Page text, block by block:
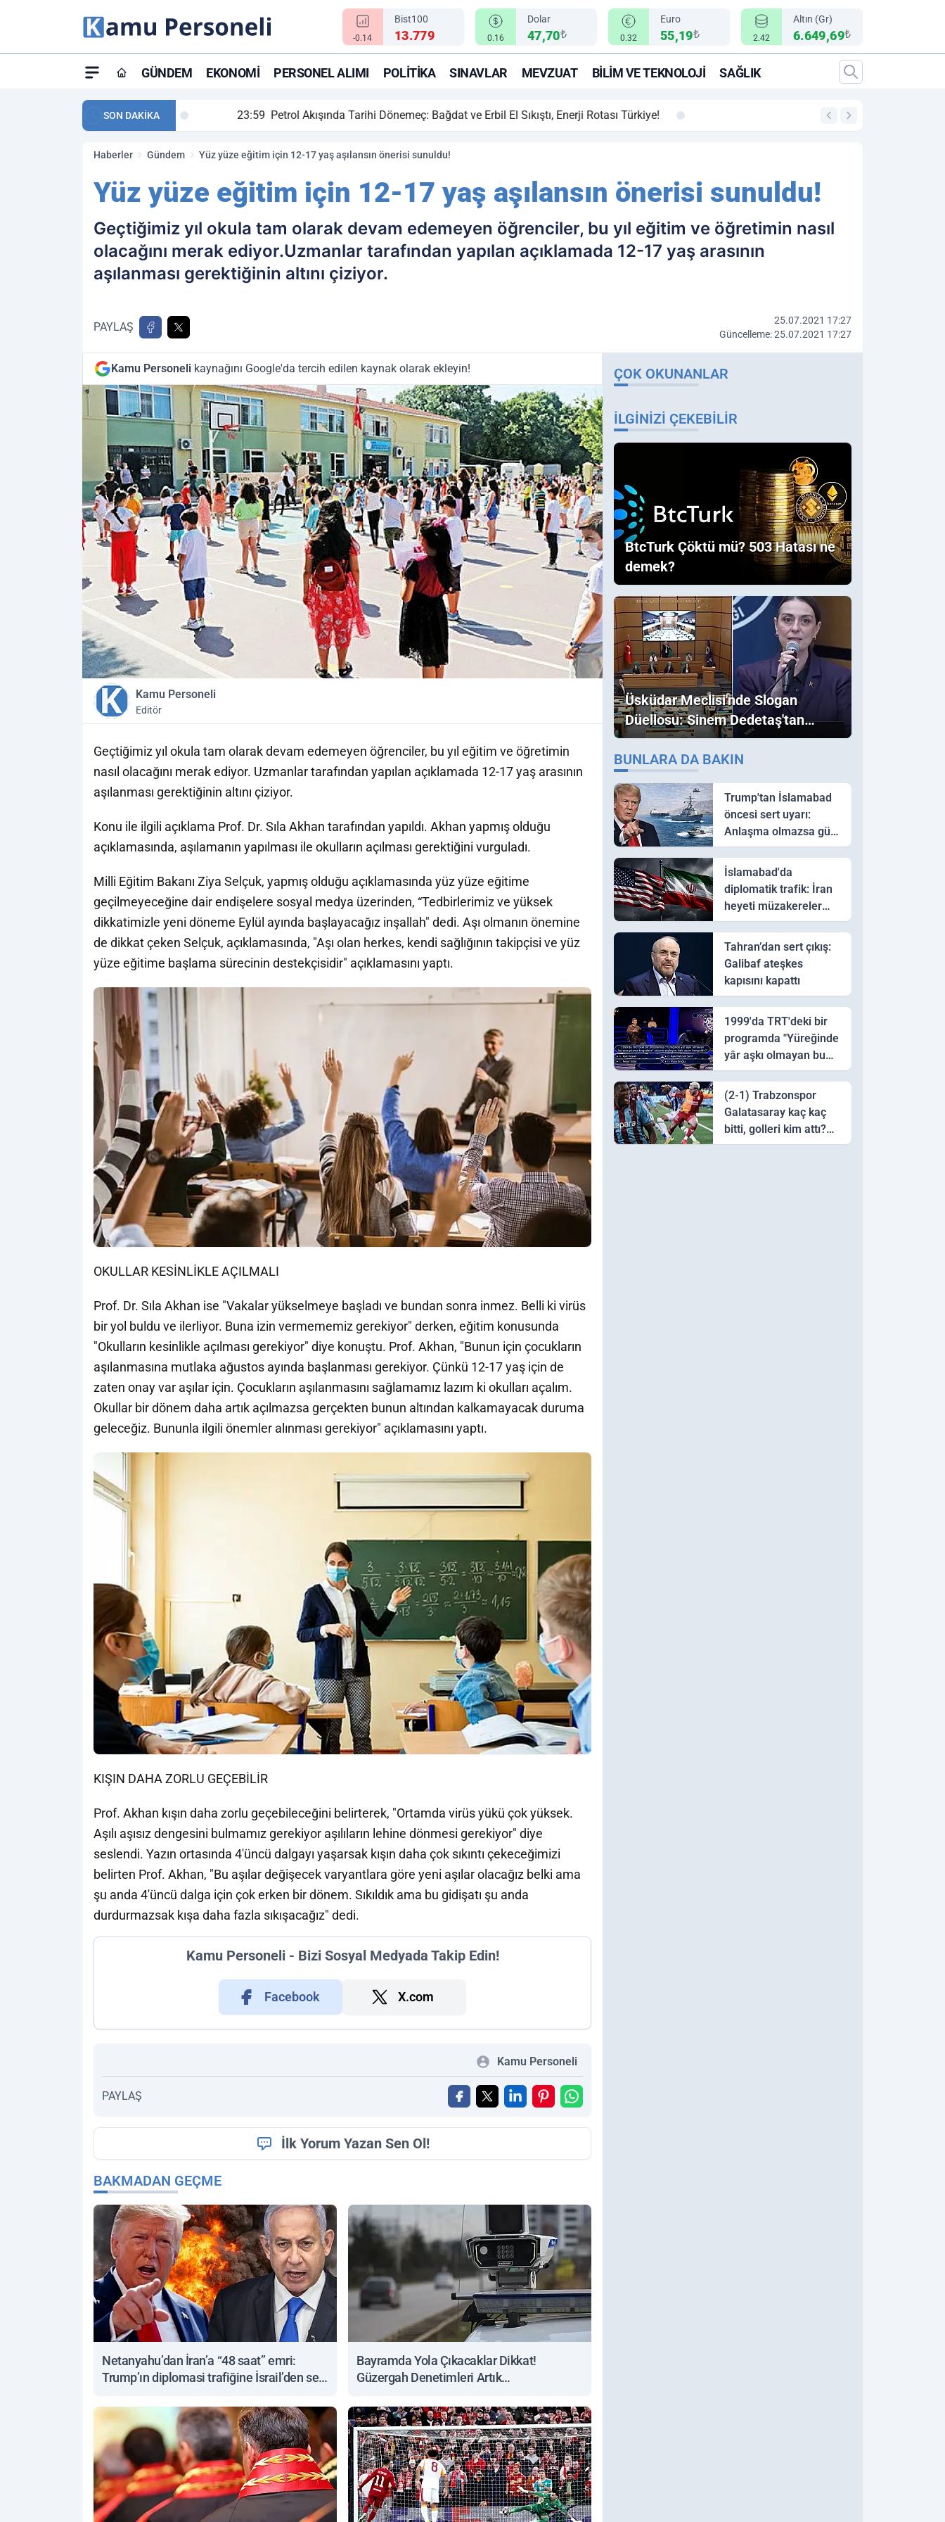
-0.14
Bist100
13.779 0.16
Dolar
47,70₺ 0.32
Euro
55,19₺ 2.42
Altın (Gr)
6.649,69₺
GÜNDEM EKONOMI PERSONEL ALIMI POLITIKA SINAVLAR MEVZUAT BILIM VE TEKNOLOJI SAĞLIK
SON DAKİKA
maç özeti ve golleri! 23:59 Petrol Akışında Tarihi Dönemeç: Bağdat ve Erbil El Sıkıştı, Enerji Rotası Türkiye! 00:12
Haberler Gündem Yüz yüze eğitim için 12-17 yaş aşılansın önerisi sunuldu!
Yüz yüze eğitim için 12-17 yaş aşılansın önerisi sunuldu!
Geçtiğimiz yıl okula tam olarak devam edemeyen öğrenciler, bu yıl eğitim ve öğretimin nasıl
olacağını merak ediyor.Uzmanlar tarafından yapılan açıklamada 12-17 yaş arasının
aşılanması gerektiğinin altını çiziyor.
PAYLAŞ
25.07.2021 17:27
Güncelleme: 25.07.2021 17:27
Kamu Personeli kaynağını Google'da tercih edilen kaynak olarak ekleyin!
Kamu Personeli
Editör
Geçtiğimiz yıl okula tam olarak devam edemeyen öğrenciler, bu yıl eğitim ve öğretimin
nasıl olacağını merak ediyor. Uzmanlar tarafından yapılan açıklamada 12-17 yaş arasının
aşılanması gerektiğinin altını çiziyor.
Konu ile ilgili açıklama Prof. Dr. Sıla Akhan tarafından yapıldı. Akhan yapmış olduğu
açıklamasında, aşılamanın yapılması ile okulların açılması gerektiğini vurguladı.
Milli Eğitim Bakanı Ziya Selçuk, yapmış olduğu açıklamasında yüz yüze eğitime
geçilmeyeceğine dair endişelere sosyal medya üzerinden, “Tedbirlerimiz ve yüksek
dikkatimizle yeni döneme Eylül ayında başlayacağız inşallah" dedi. Aşı olmanın önemine
de dikkat çeken Selçuk, açıklamasında, "Aşı olan herkes, kendi sağlığının takipçisi ve yüz
yüze eğitime başlama sürecinin destekçisidir" açıklamasını yaptı.
OKULLAR KESİNLİKLE AÇILMALI
Prof. Dr. Sıla Akhan ise "Vakalar yükselmeye başladı ve bundan sonra inmez. Belli ki virüs
bir yol buldu ve ilerliyor. Buna izin vermememiz gerekiyor" derken, eğitim konusunda
"Okulların kesinlikle açılması gerekiyor" diye konuştu. Prof. Akhan, "Bunun için çocukların
aşılanmasına mutlaka ağustos ayında başlanması gerekiyor. Çünkü 12-17 yaş için de
zaten onay var aşılar için. Çocukların aşılanmasını sağlamamız lazım ki okulları açalım.
Okullar bir dönem daha artık açılmazsa gerçekten bunun altından kalkamayacak duruma
geleceğiz. Bununla ilgili önemler alınması gerekiyor" açıklamasını yaptı.
KIŞIN DAHA ZORLU GEÇEBİLİR
Prof. Akhan kışın daha zorlu geçebileceğini belirterek, "Ortamda virüs yükü çok yüksek.
Aşılı aşısız dengesini bulmamız gerekiyor aşılıların lehine dönmesi gerekiyor" diye
seslendi. Yazın ortasında 4'üncü dalgayı yaşarsak kışın daha çok sıkıntı çekeceğimizi
belirten Prof. Akhan, "Bu aşılar değişecek varyantlara göre yeni aşılar olacağız belki ama
şu anda 4'üncü dalga için çok erken bir dönem. Sıkıldık ama bu gidişatı şu anda
durdurmazsak kışa daha fazla sıkışacağız" dedi.
Kamu Personeli - Bizi Sosyal Medyada Takip Edin!
Facebook X.com
Kamu Personeli
PAYLAŞ
İlk Yorum Yazan Sen Ol!
BAKMADAN GEÇME
Netanyahu’dan İran’a “48 saat” emri:
Trump’ın diplomasi trafiğine İsrail’den sert
Bayramda Yola Çıkacaklar Dikkat!
Güzergah Denetimleri Artık
ÇOK OKUNANLAR
İLGINIZI ÇEKEBILIR
BtcTurk Çöktü mü? 503 Hatası ne
demek?
Üsküdar Meclisi'nde Slogan
Düellosu: Sinem Dedetaş'tan
Ezber Bozan "Erdoğan" ve
"İmamoğlu" Çıkışı!
BUNLARA DA BAKIN
Trump'tan İslamabad
öncesi sert uyarı:
Anlaşma olmazsa güç
kullanırız
İslamabad'da
diplomatik trafik: İran
heyeti müzakereler
için Pakistan'a ulaştı
Tahran’dan sert çıkış:
Galibaf ateşkes
kapısını kapattı
1999'da TRT'deki bir
programda "Yüreğinde
yâr aşkı olmayan bu
sazı çalarsa tingirdatır"
sözünü söyleyen halk
ozanı hangisidir?
(2-1) Trabzonspor
Galatasaray kaç kaç
bitti, golleri kim attı?
Trabzonspor